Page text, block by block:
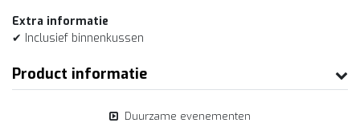
Extra informatie
✔ Inclusief binnenkussen
Product informatie
Duurzame evenementen